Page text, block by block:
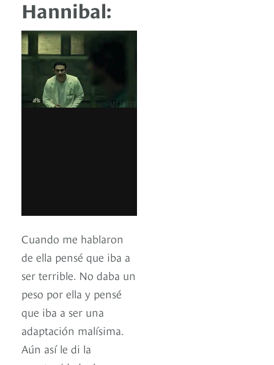
Hannibal:
Cuando me hablaron
de ella pensé que iba a
ser terrible. No daba un
peso por ella y pensé
que iba a ser una
adaptación malísima.
Aún así le di la